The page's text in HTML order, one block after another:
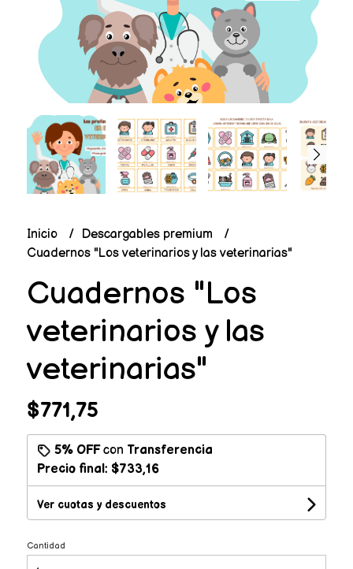
Inicio
Descargables premium
Cuadernos "Los veterinarios y las veterinarias"
Cuadernos "Los
veterinarios y las
veterinarias"
$771,75
5% OFFcon Transferencia
Precio final: $733,16
Ver cuotas y descuentos
Cantidad